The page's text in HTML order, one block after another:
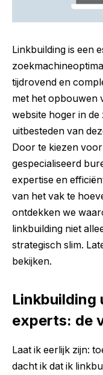
Linkbuilding is een
tijdrovend en
met het opbouwen
website hoger in
uitbesteden van
Door te kiezen
gespecialiseerd
expertise en
van het vak te
ontdekken we
linkbuilding niet
strategisch slim.
bekijken.
Linkbuilding
experts: de
Laat ik eerlijk zijn:
dacht ik dat ik